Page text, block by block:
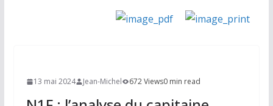
13 mai 2024 Jean-Michel 672 Views0 min read